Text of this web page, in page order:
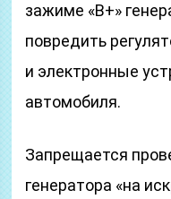
зажиме «В+»
повредить
и электронные
автомобиля.
Запрещается
генератора «на